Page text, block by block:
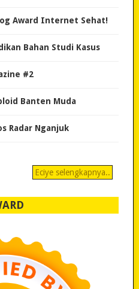
Award Internet Sehat!
Bahan Studi Kasus
#2
Banten Muda
Radar Nganjuk
Eciye selengkapnya..